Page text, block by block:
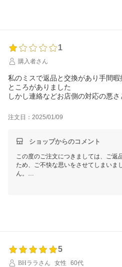
1
購入者さん
私のミスで返品と交換があり手間
ところがありました
しかし連絡などお店側の対応の悪
このお店では買い物しないです
注文日：2025/01/09
ショップからのコメント
この度のご注文につきましては、ご返
ため、ご不快な思いをさせてしまいま
ん。
5
BHララさん
女性 60代